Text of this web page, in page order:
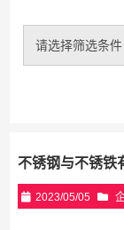
请选择筛选条件
不锈钢与不锈铁
2023/05/05